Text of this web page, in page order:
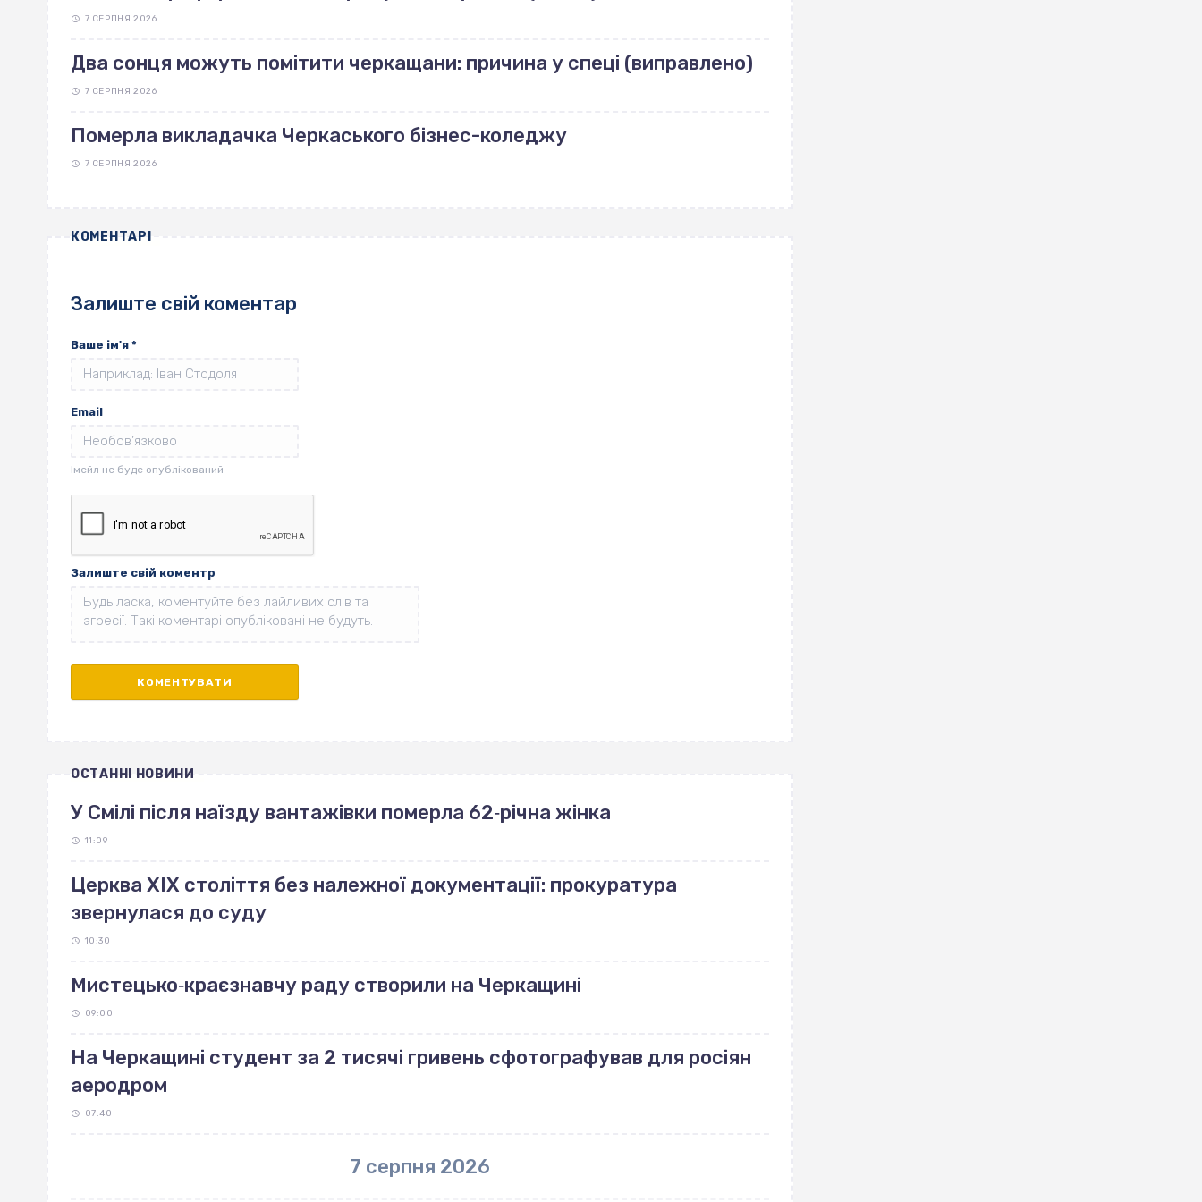
7 СЕРПНЯ 2026
Два сонця можуть помітити черкащани: причина у спеці (виправлено)
7 СЕРПНЯ 2026
Померла викладачка Черкаського бізнес-коледжу
7 СЕРПНЯ 2026
КОМЕНТАРІ
Залиште свій коментар
Ваше ім'я *
Email
Залиште свій коментр
ОСТАННІ НОВИНИ
У Смілі після наїзду вантажівки померла 62‐річна жінка
11:09
Церква ХІХ століття без належної документації: прокуратура
звернулася до суду
10:30
Мистецько‐краєзнавчу раду створили на Черкащині
09:00
На Черкащині студент за 2 тисячі гривень сфотографував для росіян
аеродром
07:40
7 серпня 2026